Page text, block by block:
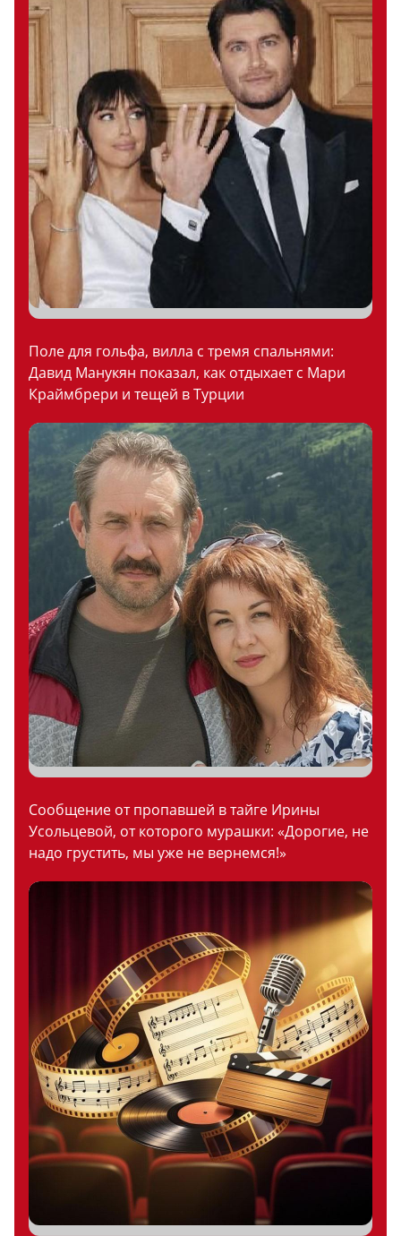
Поле для гольфа, вилла с тремя спальнями:
Давид Манукян показал, как отдыхает с Мари
Краймбрери и тещей в Турции
Сообщение от пропавшей в тайге Ирины
Усольцевой, от которого мурашки: «Дорогие, не
надо грустить, мы уже не вернемся!»